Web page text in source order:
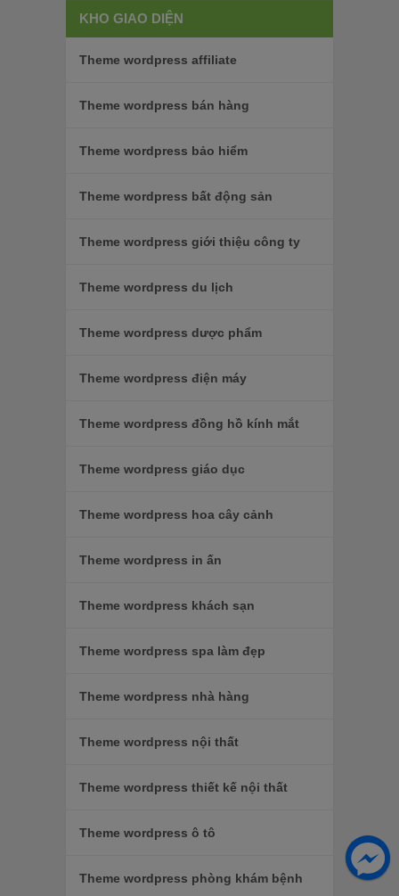
KHO GIAO DIỆN
Theme wordpress affiliate
Theme wordpress bán hàng
Theme wordpress bảo hiểm
Theme wordpress bất động sản
Theme wordpress giới thiệu công ty
Theme wordpress du lịch
Theme wordpress dược phẩm
Theme wordpress điện máy
Theme wordpress đồng hồ kính mắt
Theme wordpress giáo dục
Theme wordpress hoa cây cảnh
Theme wordpress in ấn
Theme wordpress khách sạn
Theme wordpress spa làm đẹp
Theme wordpress nhà hàng
Theme wordpress nội thất
Theme wordpress thiết kế nội thất
Theme wordpress ô tô
Theme wordpress phòng khám bệnh